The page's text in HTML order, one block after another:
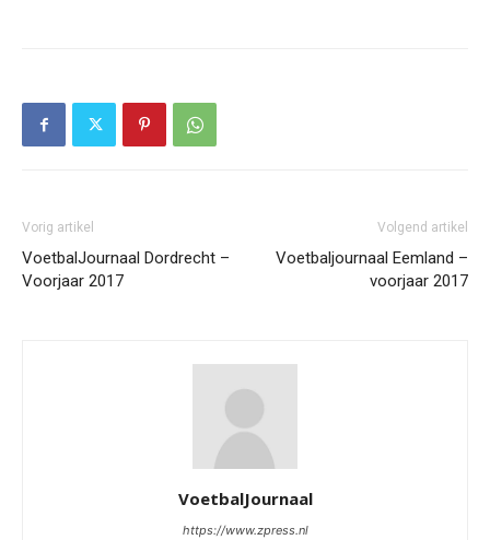
Vorig artikel
VoetbalJournaal Dordrecht –
Voorjaar 2017
Volgend artikel
Voetbaljournaal Eemland –
voorjaar 2017
VoetbalJournaal
https://www.zpress.nl